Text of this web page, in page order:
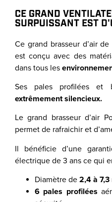
CE GRAND
SURPUISSANT EST
Ce grand brasseur d’air
est conçu avec des
dans tous les
Ses pales profilées et
extrêmement silencieux.
Le grand brasseur d’air
permet de rafraichir et
Il bénéficie d’une
électrique de 3 ans ce qui
Diamètre de 2,4 à
6 pales profilées